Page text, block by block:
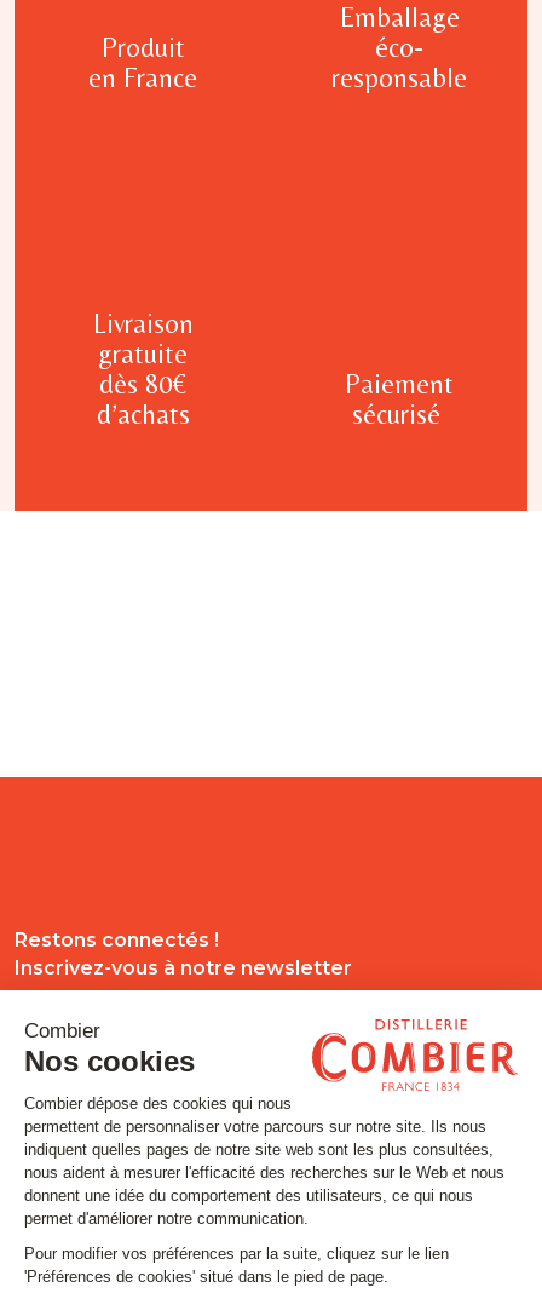
Produit
en France
Emballage
éco-
responsable
Livraison
gratuite
dès 80€
d’achats
Paiement
sécurisé
Restons connectés !
Inscrivez-vous à notre newsletter
Email